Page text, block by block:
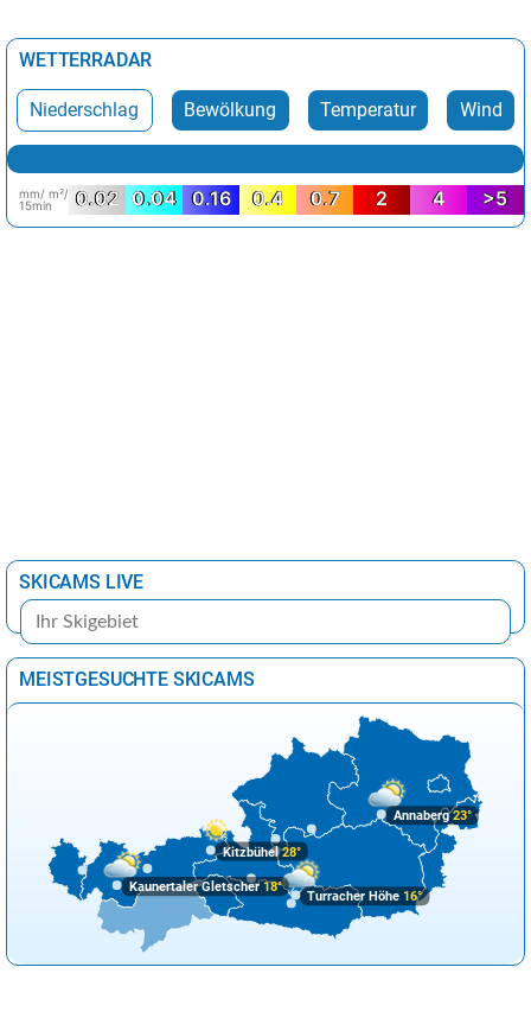
WETTERRADAR
Niederschlag Bewölkung Temperatur Wind
mm/ m²/
15min
0.02 0.04 0.16 0.4 0.7 2 4 >5
SKICAMS LIVE
MEISTGESUCHTE SKICAMS
Turracher Höhe 16°
Kaunertaler Gletscher18°
Annaberg23°
Kitzbühel28°